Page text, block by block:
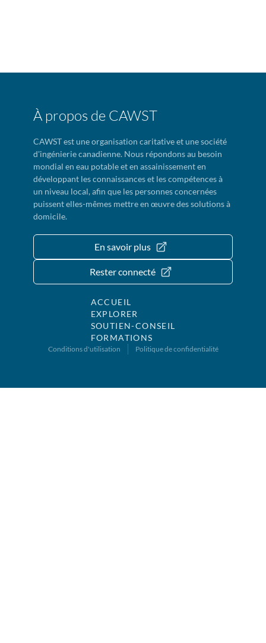
À propos de CAWST
CAWST est une organisation caritative et une société
d'ingénierie canadienne. Nous répondons au besoin
mondial en eau potable et en assainissement en
développant les connaissances et les compétences à
un niveau local, afin que les personnes concernées
puissent elles-mêmes mettre en œuvre des solutions à
domicile.
En savoir plus
Rester connecté
ACCUEIL
EXPLORER
SOUTIEN-CONSEIL
FORMATIONS
Conditions d'utilisation Politique de confidentialité